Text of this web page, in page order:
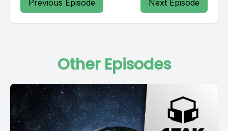
Previous Episode Next Episode
Other Episodes